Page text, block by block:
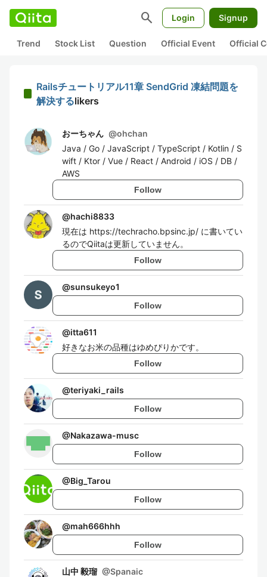
search Login Signup
Trend Stock List Question Official Event Official
Railsチュートリアル11章 SendGrid 凍結問題を
解決するlikers
おーちゃん @ohchan
Java / Go / JavaScript / TypeScript / Kotlin / S
wift / Ktor / Vue / React / Android / iOS / DB /
AWS
Follow
@hachi8833
現在は https://techracho.bpsinc.jp/ に書いてい
るのでQiitaは更新していません。
Follow
@sunsukeyo1
Follow
@itta611
好きなお米の品種はゆめぴりかです。
Follow
@teriyaki_rails
Follow
@Nakazawa-musc
Follow
@Big_Tarou
Follow
@mah666hhh
Follow
山中 毅瑠 @Spanaic